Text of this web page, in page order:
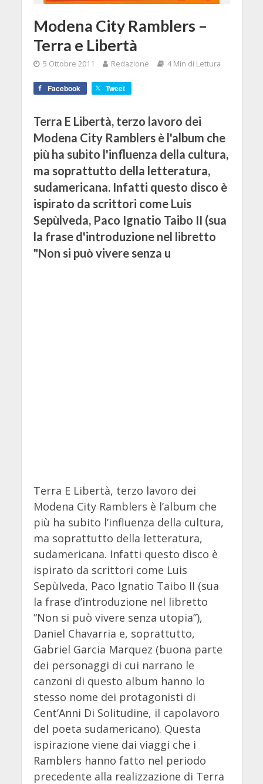
Modena City Ramblers –
Terra e Libertà
5 Ottobre 2011 Redazione 4 Min di Lettura
Facebook Tweet
Terra E Libertà, terzo lavoro dei
Modena City Ramblers è l'album che
più ha subito l'influenza della cultura,
ma soprattutto della letteratura,
sudamericana. Infatti questo disco è
ispirato da scrittori come Luis
Sepùlveda, Paco Ignatio Taibo II (sua
la frase d'introduzione nel libretto
"Non si può vivere senza u
Terra E Libertà, terzo lavoro dei
Modena City Ramblers è l’album che
più ha subito l’influenza della cultura,
ma soprattutto della letteratura,
sudamericana. Infatti questo disco è
ispirato da scrittori come Luis
Sepùlveda, Paco Ignatio Taibo II (sua
la frase d’introduzione nel libretto
“Non si può vivere senza utopia”),
Daniel Chavarria e, soprattutto,
Gabriel Garcia Marquez (buona parte
dei personaggi di cui narrano le
canzoni di questo album hanno lo
stesso nome dei protagonisti di
Cent’Anni Di Solitudine, il capolavoro
del poeta sudamericano). Questa
ispirazione viene dai viaggi che i
Ramblers hanno fatto nel periodo
precedente alla realizzazione di Terra